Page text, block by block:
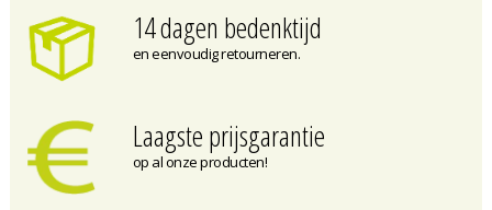
14 dagen bedenktijd
en eenvoudig retourneren.
Laagste prijsgarantie
op al onze producten!